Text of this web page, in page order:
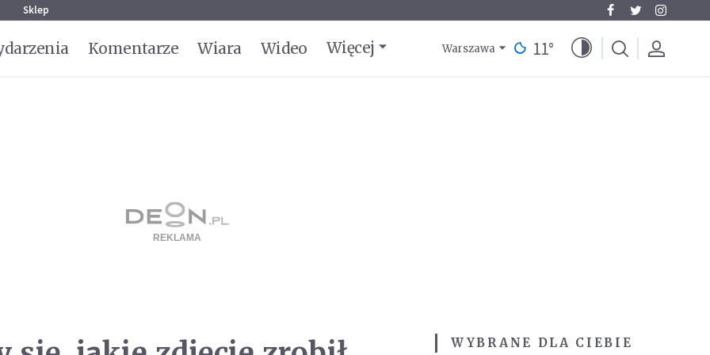
Sklep
Komentarze Wiara Wideo Więcej Warszawa 11°
WYBRANE DLA CIEBIE